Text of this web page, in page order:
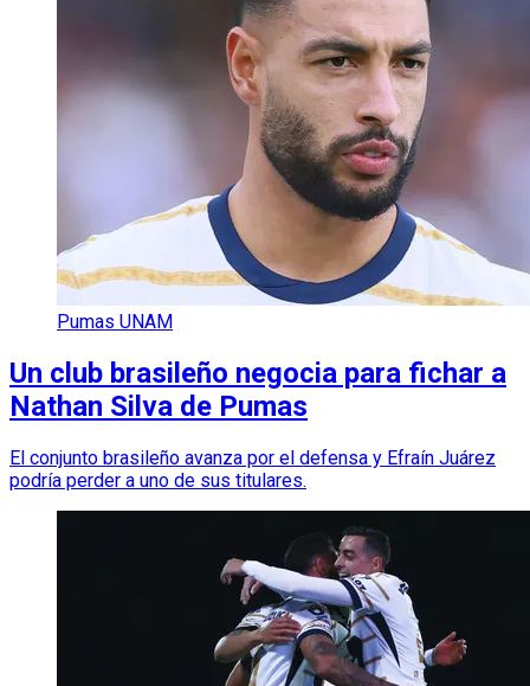
Pumas UNAM
Un club brasileño negocia para fichar a
Nathan Silva de Pumas
El conjunto brasileño avanza por el defensa y Efraín Juárez
podría perder a uno de sus titulares.